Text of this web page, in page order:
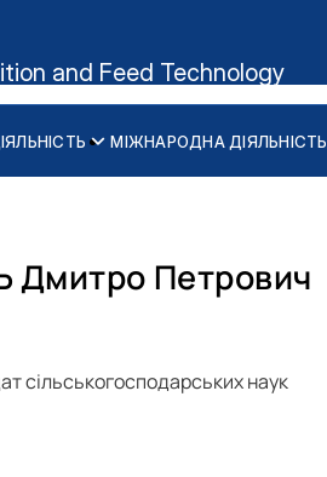
and Feed Technology
МІЖНАРОДНА ДІЯЛЬНІСТЬ
Петрович
сільськогосподарських наук